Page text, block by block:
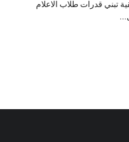
تبني قدرات طلاب الاعلام